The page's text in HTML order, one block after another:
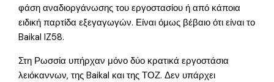
φάση αναδιοργάνωσης του εργοστασίου ή από κάποια
ειδική παρτίδα εξεγαγωγών. Είναι όμως βέβαιο ότι είναι το
Baikal IZ58.
Στη Ρωσσία υπήρχαν μόνο δύο κρατικά εργοστάσια
λειόκαννων, της Baikal και της ΤΟΖ. Δεν υπάρχει